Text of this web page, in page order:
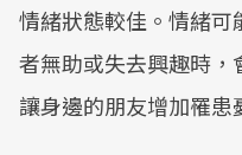
情緒狀態較佳。情緒
者無助或失去興趣時
讓身邊的朋友增加罹患